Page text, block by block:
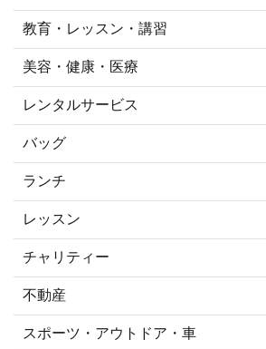
教育・レッスン・講習
美容・健康・医療
レンタルサービス
バッグ
ランチ
レッスン
チャリティー
不動産
スポーツ・アウトドア・車